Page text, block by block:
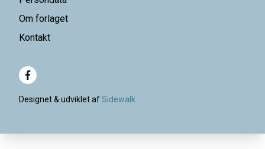
Om forlaget
Kontakt
Designet & udviklet afSidewalk